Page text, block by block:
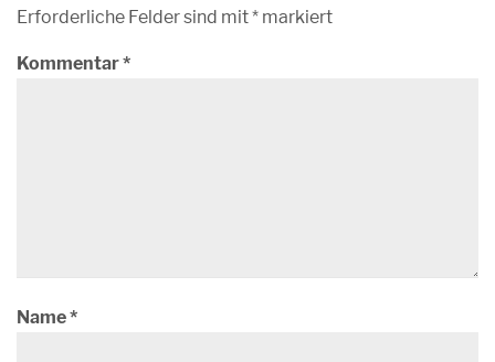
Erforderliche Felder sind mit* markiert
Kommentar*
Name*